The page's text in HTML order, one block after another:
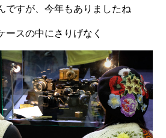
ですが、 今年もありましたね
ースの中にさりげなく